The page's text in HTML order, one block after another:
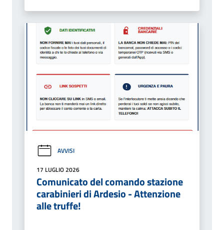
AVVISI
17 LUGLIO 2026
Comunicato del comando stazione
carabinieri di Ardesio - Attenzione
alle truffe!